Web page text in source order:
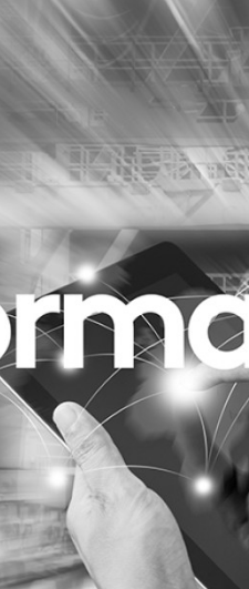
Purpose Marketing
Reputatie & crisis